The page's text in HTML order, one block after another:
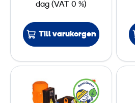
2
5
m
m
dag (VAT 0 %)
Till varukorgen
m